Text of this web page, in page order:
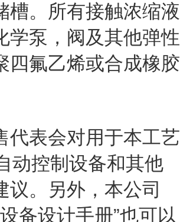
槽。所有接触浓缩液
学泵，阀及其他弹性
四氟乙烯或合成橡胶
代表会对用于本工艺
动控制设备和其他
议。另外，本公司
备设计手册”也可以